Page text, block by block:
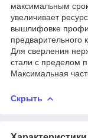
максимальным
увеличивает
вышлифовке
предварительного
Для сверления
стали с пределом
Максимальная
Скрыть